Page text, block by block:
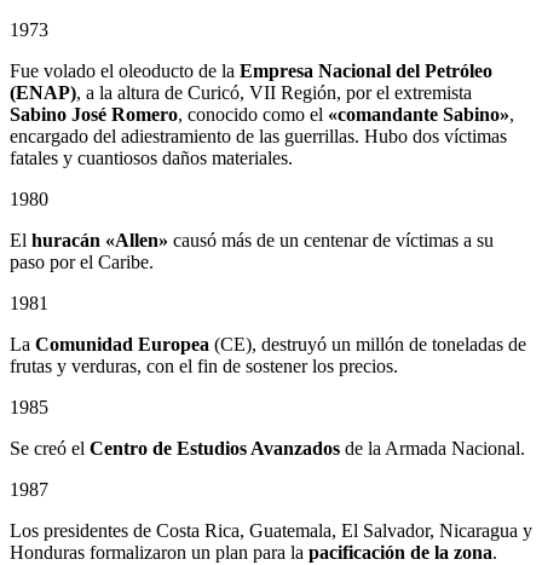
1973
Fue volado el oleoducto de la Empresa Nacional del Petróleo
(ENAP), a la altura de Curicó, VII Región, por el extremista
Sabino José Romero, conocido como el «comandante Sabino»,
encargado del adiestramiento de las guerrillas. Hubo dos víctimas
fatales y cuantiosos daños materiales.
1980
El huracán «Allen» causó más de un centenar de víctimas a su
paso por el Caribe.
1981
La Comunidad Europea (CE), destruyó un millón de toneladas de
frutas y verduras, con el fin de sostener los precios.
1985
Se creó el Centro de Estudios Avanzados de la Armada Nacional.
1987
Los presidentes de Costa Rica, Guatemala, El Salvador, Nicaragua y
Honduras formalizaron un plan para la pacificación de la zona.